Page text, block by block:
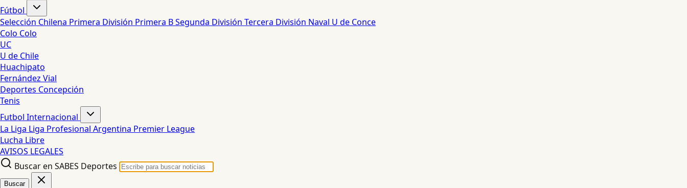
Fútbol
Selección Chilena Primera División Primera BSegunda División Tercera División Naval U de Conce
Colo Colo
UC
U de Chile
Huachipato
Fernández Vial
Deportes Concepción
Tenis
Futbol Internacional
La Liga Liga Profesional Argentina Premier League
Lucha Libre
AVISOS LEGALES
Buscar en SABES Deportes
Buscar